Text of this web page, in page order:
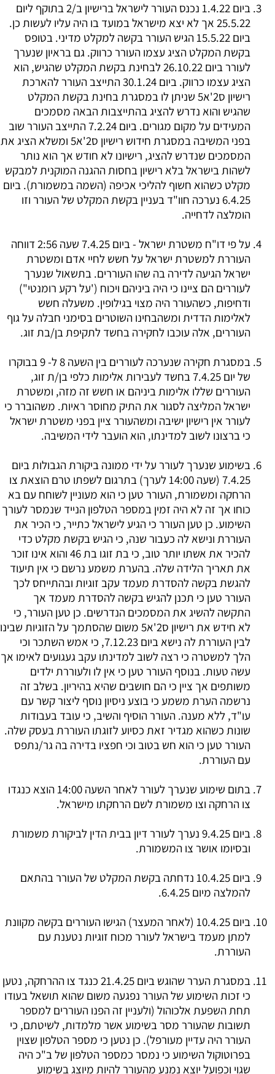
ביום 1.4.22 נכנס העורר לישראל ברישיון ב/2 בתוקף ליום
25.5.22 אך לא יצא מישראל במועד בו היה עליו לעשות כן.
ביום 15.5.22 הגיש העורר בקשה למקלט מדיני. בטופס
בקשת המקלט הציג עצמו העורר כרווק. גם בראיון שנערך
לעורר ביום 26.10.22 לבחינת בקשת המקלט שהגיש, הוא
הציג עצמו כרווק. ביום 30.1.24 התייצב העורר להארכת
רישיון ס2'א5 שניתן לו במסגרת בחינת בקשת המקלט
שהגיש והוא נדרש להציג בהתייצבות הבאה מסמכים
המעידים על מקום מגורים. ביום 7.2.24 התייצב העורר שוב
בפני המשיבה במסגרת חידוש רישיון ס2'א5 ומשלא הציג את
המסמכים שנדרש להציג, רישיונו לא חודש אך הוא נותר
לשהות בישראל בלא רישיון בחסות ההגנה המוקנית למבקש
מקלט כשהוא חשוף להליכי אכיפה (השמה במשמורת). ביום
6.4.25 נערכה חוו"ד בעניין בקשת המקלט של העורר וזו
הומלצה לדחייה.
על פי דו"ח משטרת ישראל - ביום 7.4.25 שעה 2:56 דווחה
העוררת למשטרת ישראל על חשש לחיי אדם ומשטרת
ישראל הגיעה לדירה בה שהו העוררים. בתשאול שנערך
לעוררים הם ציינו כי היה ביניהם ויכוח ('על רקע רומנטי")
ודחיפות, כשהעורר היה מצוי בגילופין. משעלה חשש
לאלימות הדדית ומשהבחינו השוטרים בסימני חבלה על גוף
העוררים, אלה עוכבו לחקירה בחשד לתקיפת בן/בת זוג.
במסגרת חקירה שנערכה לעוררים בין השעה 8 ל- 9 בבוקרו
של יום 7.4.25 בחשד לעבירות אלימות כלפי בן/ת זוג,
העוררים שללו אלימות ביניהם או חשש זה מזה, ומשטרת
ישראל המליצה לסגור את התיק מחוסר ראיות. משהוברר כי
לעורר אין רישיון ישיבה ומשהעורר ציין בפני משטרת ישראל
כי ברצונו לשוב למדינתו, הוא הועבר לידי המשיבה.
בשימוע שנערך לעורר על ידי ממונה ביקורת הגבולות ביום
7.4.25 (שעה 14:00 לערך) בתרגום לשפתו טרם הוצאת צו
הרחקה ומשמורת, העורר טען כי הוא מעוניין לשוחח עם בא
כוחו אך זה לא היה זמין במספר הטלפון הנייד שנמסר לעורך
השימוע. כן טען העורר כי הגיע לישראל כתייר, כי הכיר את
העוררת ונישא לה כעבור שנה, כי הגיש בקשת מקלט כדי
להכיר את אשתו יותר טוב, כי בת זוגו בת 46 והוא אינו זוכר
את תאריך הלידה שלה. בהערת משמע נרשם כי אין תיעוד
להגשת בקשה להסדרת מעמד עקב זוגיות ובהתייחס לכך
העורר טען כי תכנן להגיש בקשה להסדרת מעמד אך
התקשה להשיג את המסמכים הנדרשים. כן טען העורר, כי
לא חידש את רישיון ס2'א5 משום שהסתמך על הזוגיות שבינו
לבין העוררת לה נישא ביום 7.12.23, כי אמש השתכר וכי
הלך למשטרה כי רצה לשוב למדינתו עקב געגועים לאימו אך
עשה טעות. בנוסף העורר טען כי אין לו ולעוררת ילדים
משותפים אך ציין כי הם חושבים שהיא בהיריון. בשלב זה
נרשמה הערת משמע כי בוצע ניסיון נוסף ליצור קשר עם
עו"ד, ללא מענה. העורר הוסיף והשיב, כי עובד בעבודות
שונות כשהוא מגדיר זאת כסיוע לזוגתו העוררת בעסק שלה.
העורר טען כי הוא חש בטוב וכי חפציו בדירה בה גר/נתפס
עם העוררת.
בתום שימוע שנערך לעורר לאחר השעה 14:00 הוצא כנגדו
צו הרחקה וצו משמורת לשם הרחקתו מישראל.
ביום 9.4.25 נערך לעורר דיון בבית הדין לביקורת משמורת
ובסיומו אושר צו המשמורת.
ביום 10.4.25 נדחתה בקשת המקלט של העורר בהתאם
להמלצה מיום 6.4.25.
ביום 10.4.25 (לאחר המעצר) הגישו העוררים בקשה מקוונת
למתן מעמד בישראל לעורר מכוח זוגיות נטענת עם
העוררת.
במסגרת הערר שהוגש ביום 21.4.25 כנגד צו ההרחקה, נטען
כי זכות השימוע של העורר נפגעה משום שהוא תושאל בעודו
תחת השפעת אלכוהול (ולעניין זה הפנו העוררים למספר
תשובות שהעורר מסר בשימוע אשר מלמדות, לשיטתם, כי
העורר היה עדיין מעורפל). כן נטען כי מספר הטלפון שצוין
בפרוטוקול השימוע כי נמסר כמספר הטלפון של ב"כ היה
שגוי וכפועל יוצא נמנע מהעורר להיות מיוצג בשימוע